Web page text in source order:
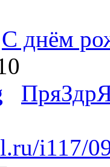
С днём
i117/